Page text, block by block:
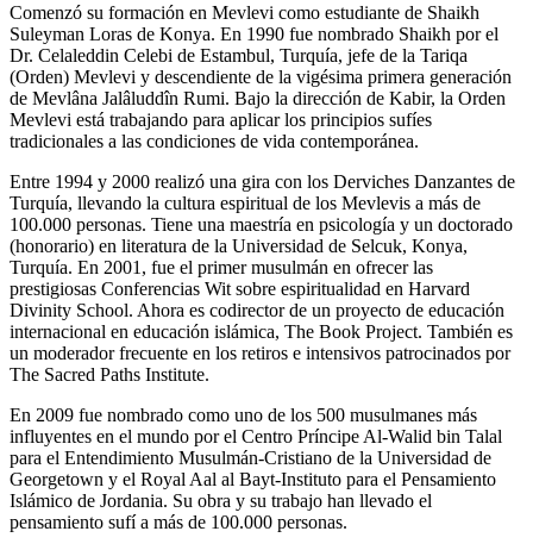
Comenzó su formación en Mevlevi como estudiante de Shaikh
Suleyman Loras de Konya. En 1990 fue nombrado Shaikh por el
Dr. Celaleddin Celebi de Estambul, Turquía, jefe de la Tariqa
(Orden) Mevlevi y descendiente de la vigésima primera generación
de Mevlâna Jalâluddîn Rumi. Bajo la dirección de Kabir, la Orden
Mevlevi está trabajando para aplicar los principios sufíes
tradicionales a las condiciones de vida contemporánea.
Entre 1994 y 2000 realizó una gira con los Derviches Danzantes de
Turquía, llevando la cultura espiritual de los Mevlevis a más de
100.000 personas. Tiene una maestría en psicología y un doctorado
(honorario) en literatura de la Universidad de Selcuk, Konya,
Turquía. En 2001, fue el primer musulmán en ofrecer las
prestigiosas Conferencias Wit sobre espiritualidad en Harvard
Divinity School. Ahora es codirector de un proyecto de educación
internacional en educación islámica, The Book Project. También es
un moderador frecuente en los retiros e intensivos patrocinados por
The Sacred Paths Institute.
En 2009 fue nombrado como uno de los 500 musulmanes más
influyentes en el mundo por el Centro Príncipe Al-Walid bin Talal
para el Entendimiento Musulmán-Cristiano de la Universidad de
Georgetown y el Royal Aal al Bayt-Instituto para el Pensamiento
Islámico de Jordania. Su obra y su trabajo han llevado el
pensamiento sufí a más de 100.000 personas.